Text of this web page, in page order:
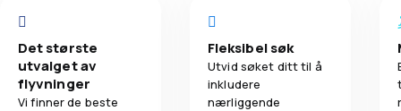
Det største
utvalget av
flyvninger
Vi finner de beste
Fleksibel søk
Utvid søket ditt til å
inkludere
nærliggende